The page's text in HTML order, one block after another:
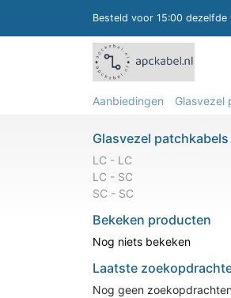
Besteld voor 15:00 dezelfde
Aanbiedingen Glasvezel
Glasvezel patchkabels
LC - LC
LC - SC
SC - SC
Bekeken producten
Nog niets bekeken
Laatste
Nog geen